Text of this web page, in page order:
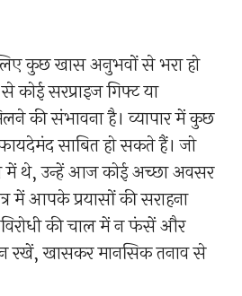
कुछ खास अनुभवों से भरा हो
कोई सरप्राइज गिफ्ट या
की संभावना है। व्यापार में कुछ
साबित हो सकते हैं। जो
में थे, उन्हें आज कोई अच्छा अवसर
में आपके प्रयासों की सराहना
विरोधी की चाल में न फंसें और
रखें, खासकर मानसिक तनाव से